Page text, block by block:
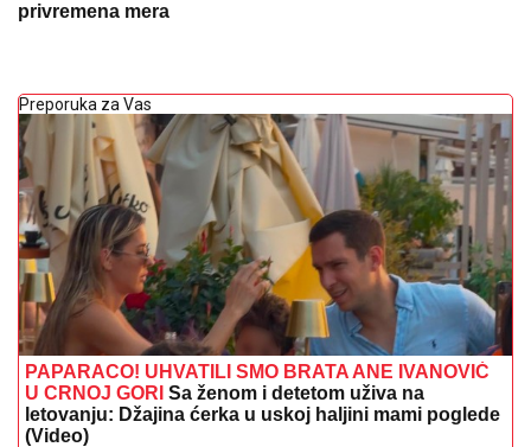
privremena mera
Preporuka za Vas
PAPARACO! UHVATILI SMO BRATA ANE IVANOVIĆ
U CRNOJ GORI Sa ženom i detetom uživa na
letovanju: Džajina ćerka u uskoj haljini mami poglede
(Video)